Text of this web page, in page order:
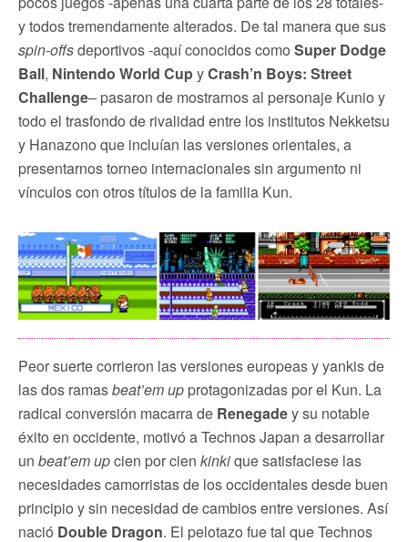
y todos tremendamente alterados. De tal manera que sus
spin-offsdeportivos -aquí conocidos como Super Dodge
Ball, Nintendo World CupyCrash’n Boys: Street
Challenge– pasaron de mostrarnos al personaje Kunio y
todo el trasfondo de rivalidad entre los institutos Nekketsu
y Hanazono que incluían las versiones orientales, a
presentarnos torneo internacionales sin argumento ni
vínculos con otros títulos de la familia Kun.
Peor suerte corrieron las versiones europeas y yankis de
las dos ramasbeat’em up protagonizadas por el Kun. La
radical conversión macarra de Renegadey su notable
éxito en occidente, motivó a Technos Japan a desarrollar
un beat’em upcien por cien kinkique satisfaciese las
necesidades camorristas de los occidentales desde buen
principio y sin necesidad de cambios entre versiones. Así
nació Double Dragon. El pelotazo fue tal que Technos